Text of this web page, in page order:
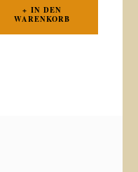
IN DEN
WARENKORB